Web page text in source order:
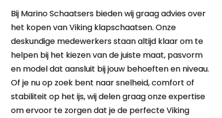
Bij Marino Schaatsers bieden wij graag advies over
het kopen van Viking klapschaatsen. Onze
deskundige medewerkers staan altijd klaar om te
helpen bij het kiezen van de juiste maat, pasvorm
en model dat aansluit bij jouw behoeften en niveau.
Of je nu op zoek bent naar snelheid, comfort of
stabiliteit op het ijs, wij delen graag onze expertise
om ervoor te zorgen dat je de perfecte Viking